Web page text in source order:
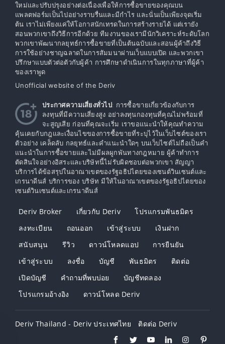
ใหม่และปรับปรุงอย่างต่อเนื่องเพื่อให้การซื้อขายของคุณบน
แพลตฟอร์มเป็นไปอย่างราบรื่นและมีกำไร และนั่นเป็นเพียงจุดเริ่ม
ต้น เราไม่เพียงแค่ให้โอกาสนักเทรดในการสร้างรายได้ แต่เรายัง
สอนพวกเขาถึงวิธีการอีกด้วย ทีมงานของเรามีนักวิเคราะห์ระดับโลก
พวกเขาพัฒนากลยุทธ์การซื้อขายที่เป็นต้นฉบับและสอนผู้ค้าถึงวิธี
การใช้อย่างชาญฉลาดในการสัมมนาผ่านเว็บแบบเปิด และพวกเขา
ปรึกษาแบบตัวต่อตัวกับผู้ค้า การศึกษาดำเนินการในทุกภาษาที่ผู้ค้า
ของเราพูด
Unofficial website of the Deriv
ประกาศความเสี่ยงทั่วไป: การซื้อขายเกี่ยวข้องกับการ
ลงทุนที่มีความเสี่ยงสูง อย่าลงทุนกองทุนที่คุณไม่พร้อมที่
จะสูญเสีย ก่อนที่คุณจะเริ่ม เราขอแนะนำให้คุณทำความ
คุ้นเคยกับกฎและเงื่อนไขของการซื้อขายที่ระบุไว้ในเว็บไซต์ของเรา
ตัวอย่าง เคล็ดลับ กลยุทธ์และคำแนะนำใดๆ บนเว็บไซต์ไม่ถือเป็นคำ
แนะนำในการซื้อขายและไม่มีผลผูกพันทางกฎหมาย ผู้ค้าทำการ
ตัดสินใจอย่างอิสระและบริษัทนี้ไม่รับผิดชอบต่อพวกเขา สัญญา
บริการได้ข้อสรุปในอาณาเขตของรัฐอธิปไตยของเซนต์วินเซนต์และ
เกรนาดีนส์ บริการของ บริษัท มีให้ในอาณาเขตของรัฐอธิปไตยของ
เซนต์วินเซนต์และเกรนาดีนส์
Deriv Broker เกี่ยวกับ Deriv
โปรแกรมพันธมิตร
ลงทะเบียน
ถอนออก เข้าสู่ระบบ
เงินฝาก
สนับสนุน
รีวิว ดาวน์โหลดแอป
การยืนยัน
เข้าสู่ระบบ
ลงชื่อ บัญชี พันธมิตร
ติดต่อ
เปิดบัญชี
คำถามที่พบบ่อย
บัญชีทดลอง
โปรแกรมอ้างอิง
ดาวน์โหลด Deriv
Deriv Thailand - Deriv ประเทศไทย ติดต่อ Deriv